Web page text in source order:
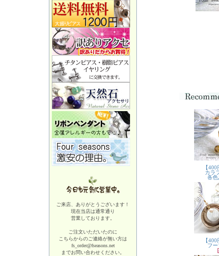
ご来店、ありがとうございます！
現在当店は通常通り
営業しております。
ご注文いただいたのに
こちらからのご連絡が無い方は
fs_order@fseasons.net
までお問い合わせください。